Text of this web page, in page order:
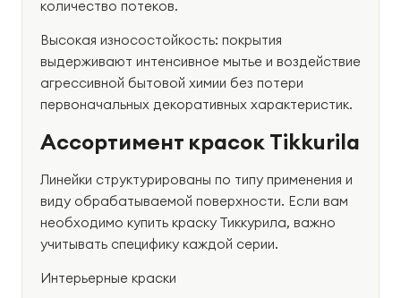
количество потеков.
Высокая износостойкость: покрытия
выдерживают интенсивное мытье и воздействие
агрессивной бытовой химии без потери
первоначальных декоративных характеристик.
Ассортимент красок Tikkurila
Линейки структурированы по типу применения и
виду обрабатываемой поверхности. Если вам
необходимо купить краску Тиккурила, важно
учитывать специфику каждой серии.
Интерьерные краски